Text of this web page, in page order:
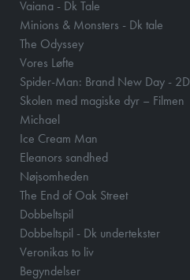
Vaiana - Dk Tale
Minions & Monsters - Dk tale
The Odyssey
Vores Løfte
Spider-Man: Brand New Day - 2D
Skolen med magiske dyr – Filmen
Michael
Ice Cream Man
Eleanors sandhed
Nøjsomheden
The End of Oak Street
Dobbeltspil
Dobbeltspil - Dk undertekster
Veronikas to liv
Begyndelser